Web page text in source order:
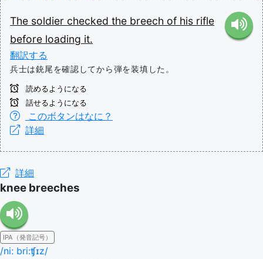
The soldier checked the breech of his rifle
before loading it.
翻訳する
兵士は銃尾を確認してから弾を装填した。
読めるようになる
話せるようになる
このボタンはなに？
詳細
詳細
knee breeches
IPA（発音記号）
/ni: bri:ʧɪz/